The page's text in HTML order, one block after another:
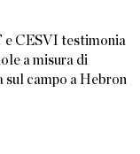
e CESVI testimonia
a misura di
sul campo a Hebron